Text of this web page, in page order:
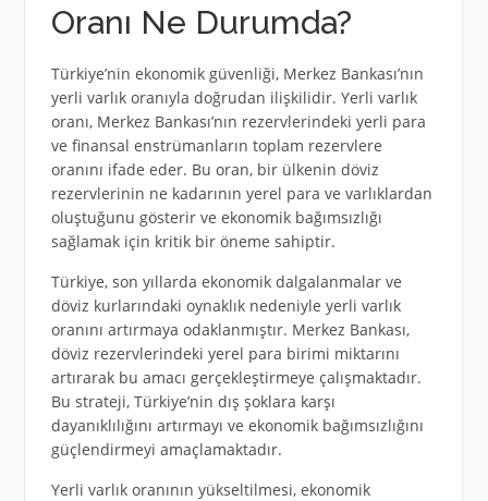
Oranı Ne Durumda?
Türkiye’nin ekonomik güvenliği, Merkez Bankası’nın
yerli varlık oranıyla doğrudan ilişkilidir. Yerli varlık
oranı, Merkez Bankası’nın rezervlerindeki yerli para
ve finansal enstrümanların toplam rezervlere
oranını ifade eder. Bu oran, bir ülkenin döviz
rezervlerinin ne kadarının yerel para ve varlıklardan
oluştuğunu gösterir ve ekonomik bağımsızlığı
sağlamak için kritik bir öneme sahiptir.
Türkiye, son yıllarda ekonomik dalgalanmalar ve
döviz kurlarındaki oynaklık nedeniyle yerli varlık
oranını artırmaya odaklanmıştır. Merkez Bankası,
döviz rezervlerindeki yerel para birimi miktarını
artırarak bu amacı gerçekleştirmeye çalışmaktadır.
Bu strateji, Türkiye’nin dış şoklara karşı
dayanıklılığını artırmayı ve ekonomik bağımsızlığını
güçlendirmeyi amaçlamaktadır.
Yerli varlık oranının yükseltilmesi, ekonomik